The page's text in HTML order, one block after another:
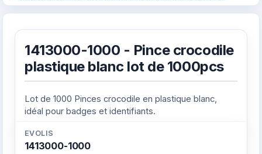
1413000-1000 - Pince crocodile
plastique blanc lot de 1000pcs
Lot de 1000 Pinces crocodile en plastique blanc,
idéal pour badges et identifiants.
EVOLIS
1413000-1000